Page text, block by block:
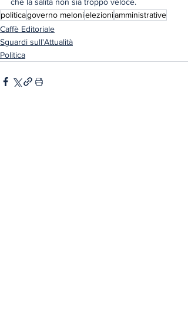
che la salita non sia troppo veloce.
politicagoverno melonielezioniamministrative
Caffè Editoriale
Sguardi sull'Attualità
Politica